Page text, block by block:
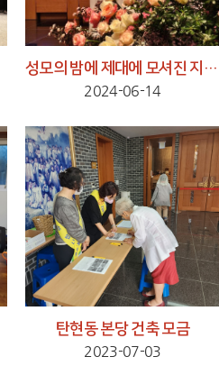
성모의 밤에 제대에 모셔진 지혜의 성모님 상
2024-06-14
탄현동 본당 건축 모금
2023-07-03